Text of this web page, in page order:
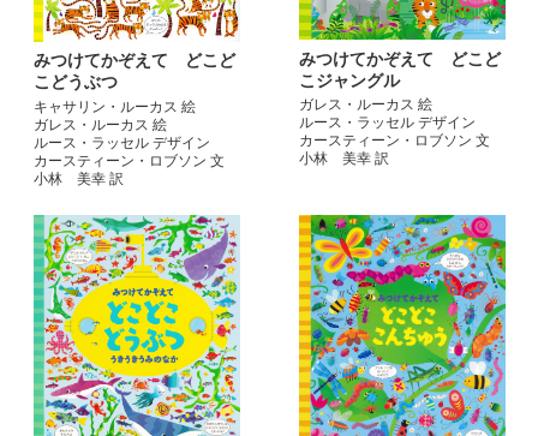
みつけてかぞえて どこど
こどうぶつ
キャサリン・ルーカス 絵
ガレス・ルーカス 絵
ルース・ラッセル デザイン
カースティーン・ロブソン 文
小林 美幸 訳
みつけてかぞえて どこど
こジャングル
ガレス・ルーカス 絵
ルース・ラッセル デザイン
カースティーン・ロブソン 文
小林 美幸 訳